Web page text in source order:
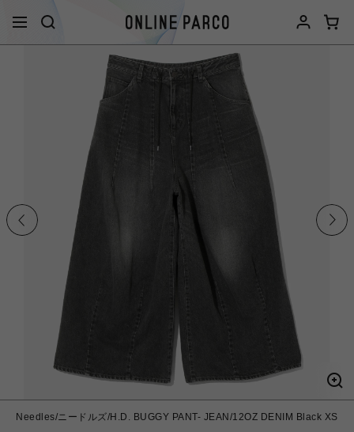
Needles/ニードルズ/H.D. BUGGY PANT- JEAN/12OZ DENIM Black XS